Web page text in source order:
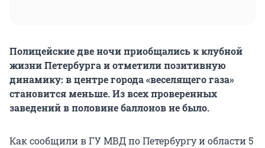
Полицейские две ночи приобщались к клубной
жизни Петербурга и отметили позитивную
динамику: в центре города «веселящего газа»
становится меньше. Из всех проверенных
заведений в половине баллонов не было.
Как сообщили в ГУ МВД по Петербургу и области 5